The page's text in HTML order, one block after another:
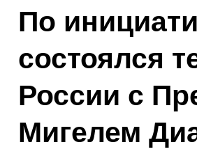
По
состоялся
России с
Мигелем